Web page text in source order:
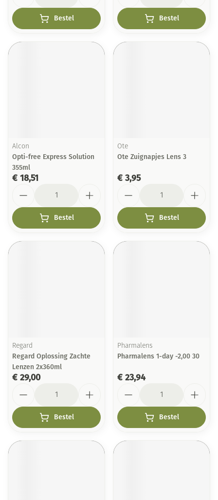
Bestel Bestel
Alcon
Opti-free Express Solution
355ml
€ 18,51
Bestel
Ote
Ote Zuignapjes Lens 3
€ 3,95
Bestel
Regard
Regard Oplossing Zachte
Lenzen 2x360ml
€ 29,00
Bestel
Pharmalens
Pharmalens 1-day -2,00 30
€ 23,94
Bestel